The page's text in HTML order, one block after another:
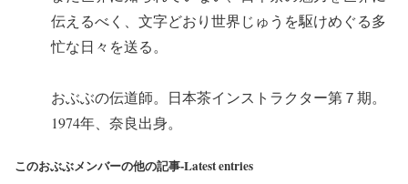
伝えるべく、文字どおり世界じゅうを駆けめぐる多
忙な日々を送る。
おぶぶの伝道師。日本茶インストラクター第７期。
1974年、奈良出身。
このおぶぶメンバーの他の記事-Latest entries